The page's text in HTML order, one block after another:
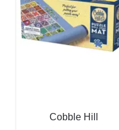
Cobble Hill